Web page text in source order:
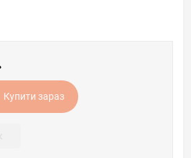
Купити зараз